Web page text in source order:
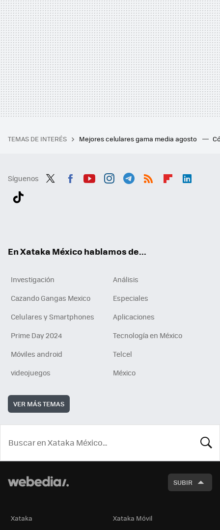
TEMAS DE INTERÉS Mejores celulares gama media agosto
Síguenos
En Xataka México hablamos de...
Investigación
Análisis
Cazando Gangas Mexico
Especiales
Celulares y Smartphones
Aplicaciones
Prime Day 2024
Tecnología en México
Móviles android
Telcel
videojuegos
México
VER MÁS TEMAS
SUBIR
Xataka
Xataka Móvil